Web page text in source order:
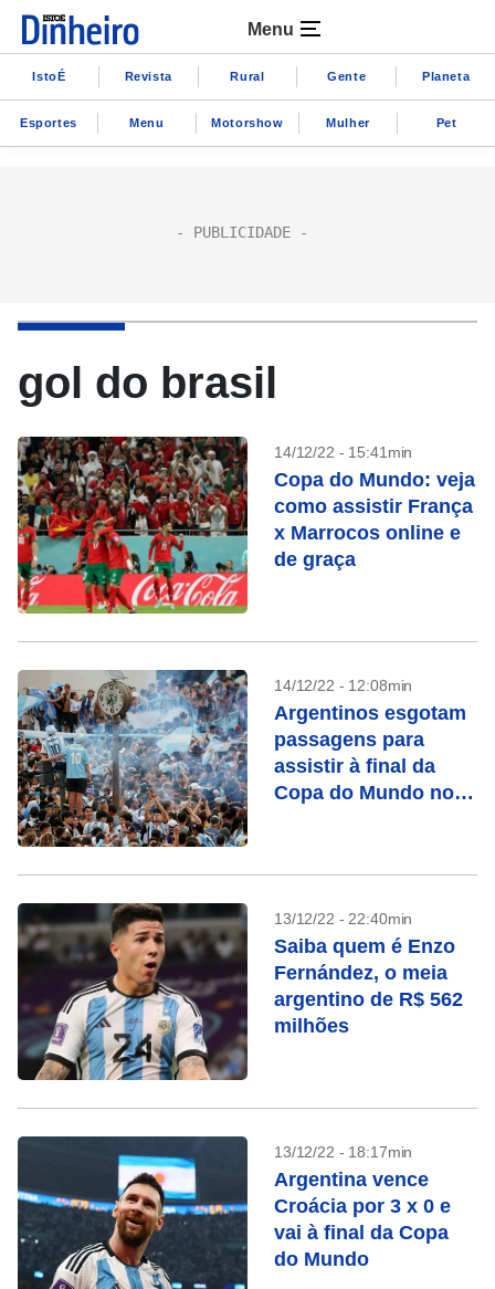
Menu
IstoÉ Revista Rural Gente Planeta
Esportes Menu Motorshow Mulher Pet
gol do brasil
14/12/22 - 15:41min
Copa do Mundo: veja
como assistir França
x Marrocos online e
de graça
14/12/22 - 12:08min
Argentinos esgotam
passagens para
assistir à final da
Copa do Mundo no
13/12/22 - 22:40min
Saiba quem é Enzo
Fernández, o meia
argentino de R$ 562
milhões
13/12/22 - 18:17min
Argentina vence
Croácia por 3 x 0 e
vai à final da Copa
do Mundo